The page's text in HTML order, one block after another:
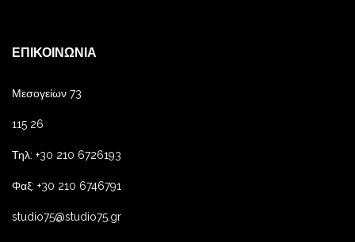
ΕΠΙΚΟΙΝΩΝΊΑ
Μεσογείων 73
115 26
Τηλ: +30 210 6726193
Φαξ: +30 210 6746791
studio75@studio75.gr